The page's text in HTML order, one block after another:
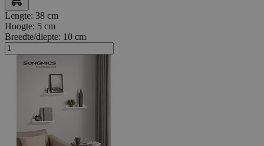
Lengte: 38 cm
Hoogte: 5 cm
Breedte/diepte: 10 cm